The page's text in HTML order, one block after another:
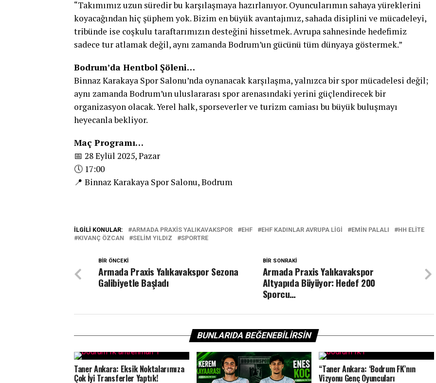
“Takımımız uzun süredir bu karşılaşmaya hazırlanıyor. Oyuncularımın sahaya yüreklerini
koyacağından hiç şüphem yok. Bizim en büyük avantajımız, sahada disiplini ve mücadeleyi,
tribünde ise coşkulu taraftarımızın desteğini hissetmek. Avrupa sahnesinde hedefimiz
sadece tur atlamak değil, aynı zamanda Bodrum’un gücünü tüm dünyaya göstermek.”
Bodrum’da Hentbol Şöleni…
Binnaz Karakaya Spor Salonu’nda oynanacak karşılaşma, yalnızca bir spor mücadelesi değil;
aynı zamanda Bodrum’un uluslararası spor arenasındaki yerini güçlendirecek bir
organizasyon olacak. Yerel halk, sporseverler ve turizm camiası bu büyük buluşmayı
heyecanla bekliyor.
Maç Programı…
📅 28 Eylül 2025, Pazar
🕔 17:00
📍 Binnaz Karakaya Spor Salonu, Bodrum
İLGILI KONULAR: ARMADA PRAXIS YALIKAVAKSPOR EHF EHF KADINLAR AVRUPA LIGI EMIN PALALI
HH ELITE
KIVANÇ ÖZCAN
SELIM YILDIZ SPORTRE
BIR SONRAKI
Armada Praxis Yalıkavakspor
Altyapıda Büyüyor: Hedef 200
Sporcu…
BIR ÖNCEKI
Armada Praxis Yalıkavakspor Sezona
Galibiyetle Başladı
BUNLARIDA BEĞENEBILIRSIN
Taner Ankara: Eksik Noktalarımıza
Çok İyi Transferler Yaptık!
“Taner Ankara: ‘Bodrum FK’nın
Vizyonu Genç Oyuncuları